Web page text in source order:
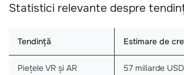
Statistici relevante despre
Tendință Estimare de
Piețele VR și AR 57 miliarde